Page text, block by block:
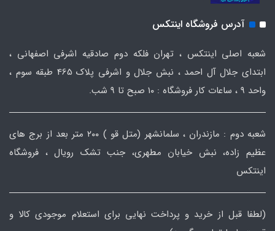
آدرس فروشگاه اینتکس
شعبه اصلی اینتکس ، تهران فلکه دوم صادقیه اشرفی اصفهانی ،
ابتدای جلال آل احمد ، نبش جلال و اشرفی پلاک 465 طبقه سوم ،
واحد ۹ ، ساعات کار فروشگاه : ۱۰ صبح تا ۹ شب.
شعبه دوم : مازندران ، سلمانشهر (متل قو ) ۲۰۰ متر بعد از برج های
عظیم زاده، نبش خیابان مطهری، جنب تشک رویال ، فروشگاه
اینتکس
(لطفا قبل از خرید و پرداخت نهایی برای استعلام موجودی کالا و